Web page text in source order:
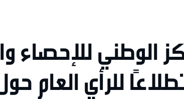
الوطني للإحصاء
للرأي العام